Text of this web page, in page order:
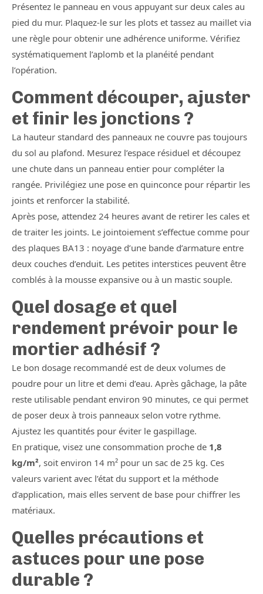
Présentez le panneau en vous appuyant sur deux cales au
pied du mur. Plaquez-le sur les plots et tassez au maillet via
une règle pour obtenir une adhérence uniforme. Vérifiez
systématiquement l’aplomb et la planéité pendant
l’opération.
Comment découper, ajuster
et finir les jonctions ?
La hauteur standard des panneaux ne couvre pas toujours
du sol au plafond. Mesurez l’espace résiduel et découpez
une chute dans un panneau entier pour compléter la
rangée. Privilégiez une pose en quinconce pour répartir les
joints et renforcer la stabilité.
Après pose, attendez 24 heures avant de retirer les cales et
de traiter les joints. Le jointoiement s’effectue comme pour
des plaques BA13 : noyage d’une bande d’armature entre
deux couches d’enduit. Les petites interstices peuvent être
comblés à la mousse expansive ou à un mastic souple.
Quel dosage et quel
rendement prévoir pour le
mortier adhésif ?
Le bon dosage recommandé est de deux volumes de
poudre pour un litre et demi d’eau. Après gâchage, la pâte
reste utilisable pendant environ 90 minutes, ce qui permet
de poser deux à trois panneaux selon votre rythme.
Ajustez les quantités pour éviter le gaspillage.
En pratique, visez une consommation proche de 1,8
kg/m², soit environ 14 m² pour un sac de 25 kg. Ces
valeurs varient avec l’état du support et la méthode
d’application, mais elles servent de base pour chiffrer les
matériaux.
Quelles précautions et
astuces pour une pose
durable ?